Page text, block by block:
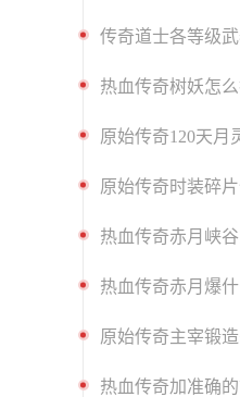
传奇道士各等级
热血传奇树妖怎
原始传奇120天月
原始传奇时装碎
热血传奇赤月峡
热血传奇赤月爆
原始传奇主宰锻
热血传奇加准确